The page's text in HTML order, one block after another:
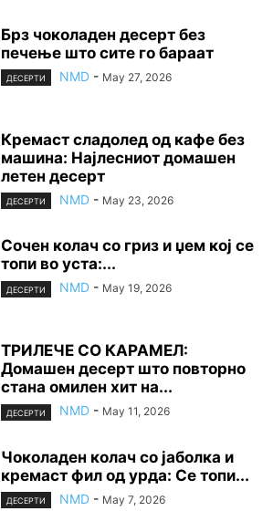
Брз чоколаден десерт без
печење што сите го бараат
ДЕСЕРТИ NMD - May 27, 2026
Кремаст сладолед од кафе без
машина: Најлесниот домашен
летен десерт
ДЕСЕРТИ NMD - May 23, 2026
Сочен колач со гриз и џем кој се
топи во уста:...
ДЕСЕРТИ NMD - May 19, 2026
ТРИЛЕЧЕ СО КАРАМЕЛ:
Домашен десерт што повторно
стана омилен хит на...
ДЕСЕРТИ NMD - May 11, 2026
Чоколаден колач со јаболка и
кремаст фил од урда: Се топи...
ДЕСЕРТИ NMD - May 7, 2026